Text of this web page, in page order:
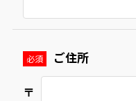
必須
ご住所
〒